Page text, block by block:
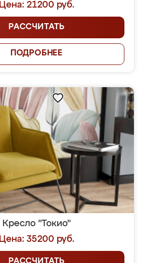
Цена: 21200 руб.
РАССЧИТАТЬ
ПОДРОБНЕЕ
Кресло "Токио"
Цена: 35200 руб.